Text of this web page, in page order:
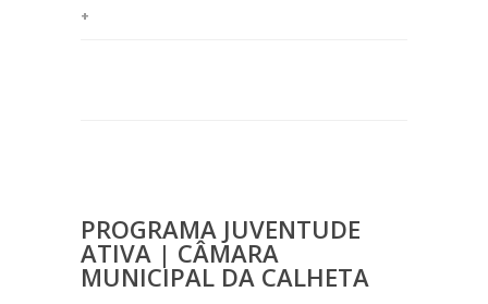
+
PROGRAMA JUVENTUDE
ATIVA | CÂMARA
MUNICIPAL DA CALHETA